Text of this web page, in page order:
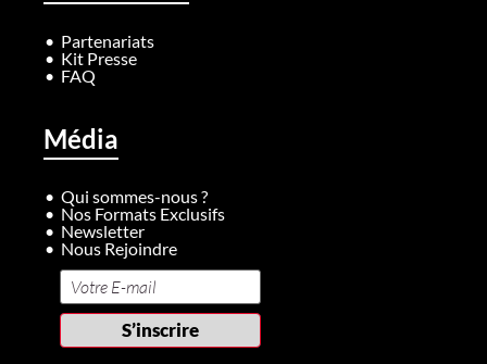
Partenariats
Kit Presse
FAQ
Média
Qui sommes-nous ?
Nos Formats Exclusifs
Newsletter
Nous Rejoindre